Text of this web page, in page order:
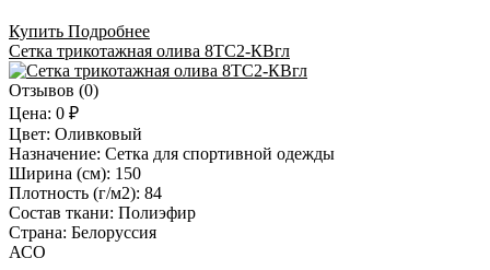
Купить Подробнее
Сетка трикотажная олива 8ТС2-КВгл
Отзывов (0)
Цена: 0 ₽
Цвет: Оливковый
Назначение: Сетка для спортивной одежды
Ширина (см): 150
Плотность (г/м2): 84
Состав ткани: Полиэфир
Страна: Белоруссия
АСО